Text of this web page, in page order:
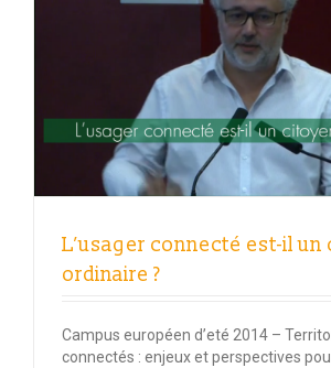
L’usager connecté est-il un
ordinaire ?
Campus européen d’eté 2014 –
connectés : enjeux et perspectives